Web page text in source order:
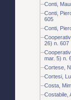
Conti,
Conti,
605
Conti,
26) n. 607
mar. 5) n.
Cortese,
Cortesi,
Costa,
Costabile,